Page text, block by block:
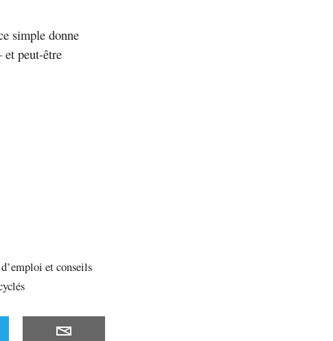
simple donne
et peut-être
et conseils